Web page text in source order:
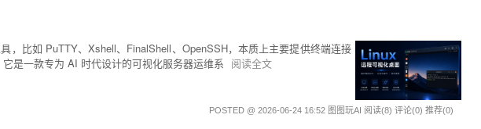
比如 PuTTY、Xshell、FinalShell、OpenSSH，本质上主要提供终端连接
是一款专为 AI 时代设计的可视化服务器运维系 阅读全文
POSTED @ 2026-06-24 16:52 图图玩AI 阅读(8) 评论(0) 推荐(0)